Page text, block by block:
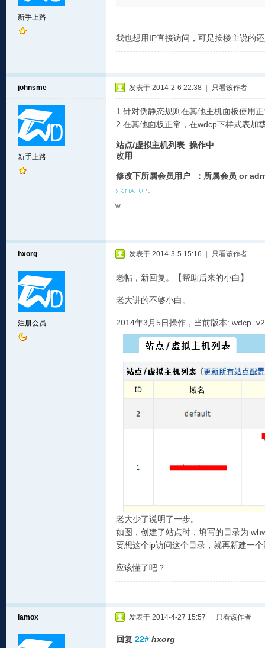
新手上路
我也想用IP直接访问，可是按楼主说的
johnsme
新手上路
发表于 2014-2-6 22:38 只看该作者
1.针对伪静态规则在其他主机面板使用
2.在其他面板正常，在wdcp下样式表加
站点/虚拟主机列表 操作中
改用
修改下所属会员用户 ：所属会员 or
w
hxorg
注册会员
发表于 2014-3-5 15:16 只看该作者
老帖，新回复。【帮助后来的小白】
老大讲的不够小白。
2014年3月5日操作，当前版本:
老大少了说明了一步。
如图，创建了站点时，填写的目录为
要想这个ip访问这个目录，就再新建一
应该懂了吧？
lamox 发表于 2014-4-27 15:57 只看该作者
回复 22# hxorg